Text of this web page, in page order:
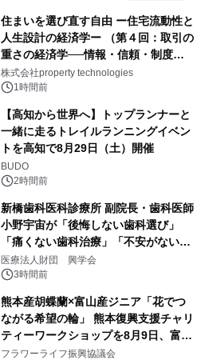
住まいを選び直す自由 ー住宅流動性と
人生設計の経済学ー （第４回：取引の
重さの経済学──情報・信頼・制度を
PropTechはどう組み替えるか）｜
PropTech-Lab
株式会社property technologies
1時間前
【高知から世界へ】トップランナーと
一緒に走るトレイルランニングイベン
トを高知で8月29日（土）開催
BUDO
2時間前
新橋歯科医科診療所 副院長・歯科医師
小野宇宙が「後悔しない歯科選び」
「痛くない歯科治療」「不安がない治
療計画」をテーマに専門監修
医療法人財団 興学会
3時間前
熊本産胡蝶蘭×富山産ジニア「花でつ
ながる希望の輪」 熊本復興支援チャリ
ティーワークショップを8月9日、富
山・射水で開催
フラワーライフ振興協議会